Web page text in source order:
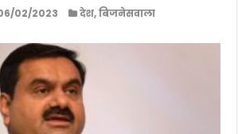
02/2023 देश,बिजनेसवाला